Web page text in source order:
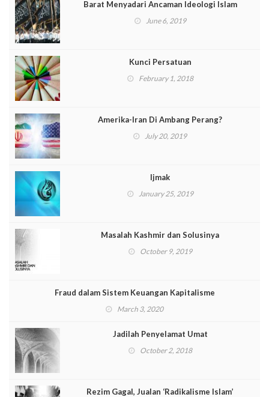
Barat Menyadari Ancaman Ideologi Islam
June 6, 2019
Kunci Persatuan
February 1, 2018
Amerika-Iran Di Ambang Perang?
July 20, 2019
Ijmak
January 25, 2019
Masalah Kashmir dan Solusinya
October 9, 2019
Fraud dalam Sistem Keuangan Kapitalisme
March 3, 2020
Jadilah Penyelamat Umat
October 2, 2018
Rezim Gagal, Jualan ‘Radikalisme Islam’